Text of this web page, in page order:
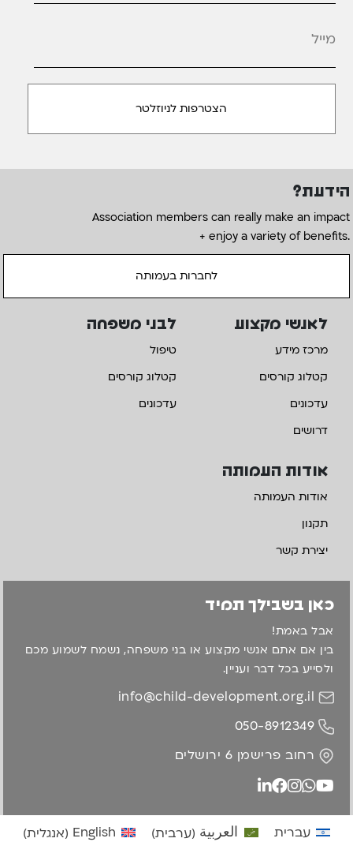
הידעת?
Association members can really make an impact
+ enjoy a variety of benefits.
לחברות בעמותה
אודות העמותה
אודות העמותה
תקנון
יצירת קשר
לאנשי מקצוע
מרכז מידע
קטלוג קורסים
עדכונים
דרושים
לבני משפחה
טיפול
קטלוג קורסים
עדכונים
כאן בשבילך תמיד
אבל באמת!
בין אם אתם אנשי מקצוע או בני משפחה, נשמח לשמוע מכם
ולסייע בכל דבר ועניין.
info@child-development.org.il
050-8912349
רחוב פרישמן 6 ירושלים
עברית العربية (ערבית)
English
(אנגלית)